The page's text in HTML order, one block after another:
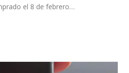
el 8 de febrero…